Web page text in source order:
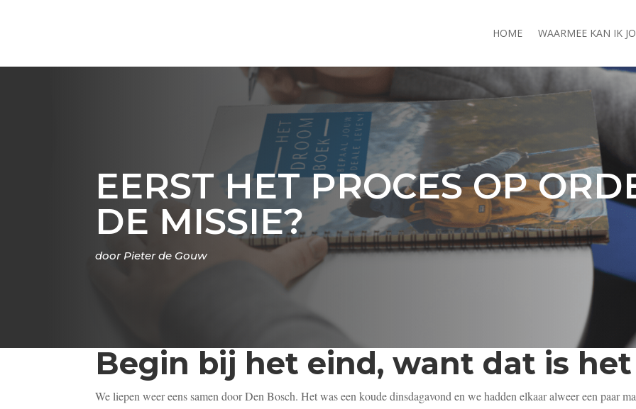
HOME WAARMEE KAN IK
EERST HET PROCES OP
DE MISSIE?
doorPieter de Gouw
Begin bij het eind, want dat is
We liepen weer eens samen door Den Bosch. Het was een koude dinsdagavond en we hadden elkaar alweer een paar